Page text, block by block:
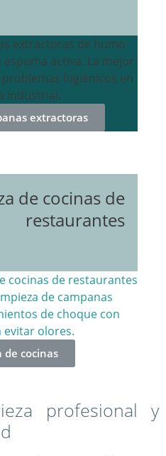
extractoras de humo
activa. La mejor
higiénicos en
industrial.
extractoras
de cocinas de
restaurantes
cocinas de restaurantes
de campanas
de choque con
evitar olores.
de cocinas
profesional y